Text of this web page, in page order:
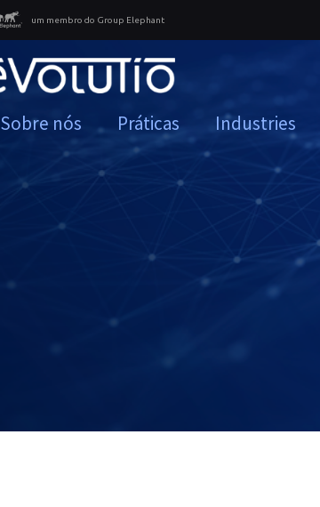
um membro do Group Elephant
Sobre nós Práticas Industries